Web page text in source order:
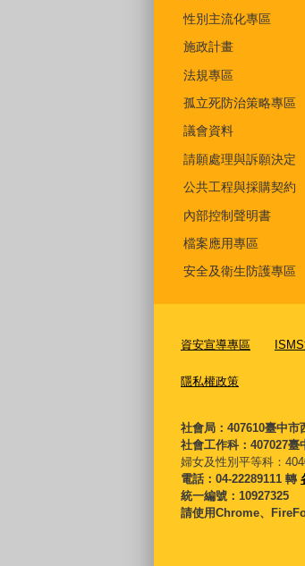
性別主流化專區
施政計畫
法規專區
孤立死防治策略專區
議會資料
請願處理與訴願決定
公共工程與採購契約
內部控制聲明書
檔案應用專區
安全及衛生防護專區
資安宣導專區
隱私權政策
社會局：407610臺中市
社會工作科：407027臺
婦女及性別平等科：
電話：04-22289111 轉
統一編號：10927325
請使用Chrome、